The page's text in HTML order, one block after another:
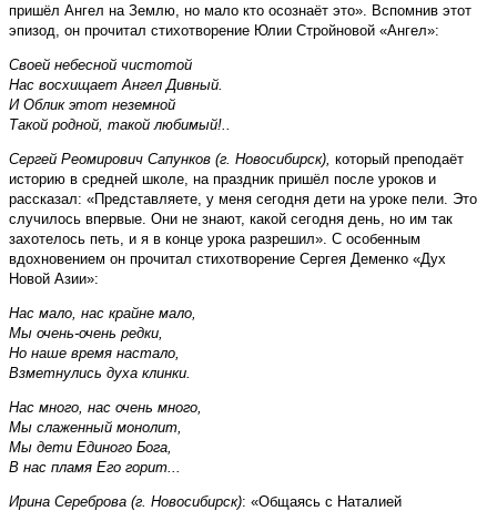
пришёл Ангел на Землю, но мало кто осознаёт это». Вспомнив этот
эпизод, он прочитал стихотворение Юлии Стройновой «Ангел»:
Своей небесной чистотой
Нас восхищает Ангел Дивный.
И Облик этот неземной
Такой родной, такой любимый!..
Сергей Реомирович Сапунков (г. Новосибирск), который преподаёт
историю в средней школе, на праздник пришёл после уроков и
рассказал: «Представляете, у меня сегодня дети на уроке пели. Это
случилось впервые. Они не знают, какой сегодня день, но им так
захотелось петь, и я в конце урока разрешил». С особенным
вдохновением он прочитал стихотворение Сергея Деменко «Дух
Новой Азии»:
Нас мало, нас крайне мало,
Мы очень-очень редки,
Но наше время настало,
Взметнулись духа клинки.
Нас много, нас очень много,
Мы слаженный монолит,
Мы дети Единого Бога,
В нас пламя Его горит...
Ирина Сереброва (г. Новосибирск): «Общаясь с Наталией